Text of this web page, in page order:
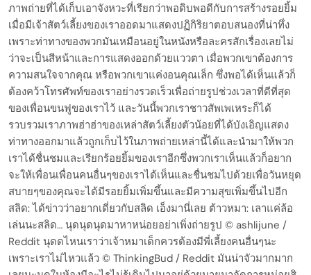
ภาพถ่ายที่ได้เก็บเอาจังหวะที่เรียกว่าพอดิบพอดีกับการสร้างรอยยิ้ม
เมื่อมีเจ้าสัตว์เลี้ยงของเราออดมาแสดงปฏิกิริยาตอบสนองที่น่าทึ่ง
เพราะท่าทางของพวกมันเหมือนอยู่ในหนังหรือละครสักเรื่องเลยไม่
ว่าจะเป็นสีหน้าและการแสดงออกด้วยแววตา เมื่อพวกเขาต้องการ
ความสนใจจากคุณ หรือพวกเขาแค่งอนคุณเล็ก ซึ่งพอได้เห็นแล้วก็
ต้องคว้าโทรศัพท์ของเราอย่างรวดเร็วเพื่อถ่ายรูปช่วงเวลาที่ดีที่สุด
ของเพื่อนขนฟูของเราไว้ และวันนี้พวกเราชาวสัพเพเหระก็ได้
รวบรวมเราภาพฮ่าฮ่าของเหล่าสัตว์เลี้ยงตัวน้อยที่ได้บังเอิญแสดง
ท่าทางออกมาแล้วถูกเก็บไว้ในภาพถ่ายเหล่านี้ได้และนำมาให้พวก
เราได้ชื่นชมและเรียกร้อยยิ้มของเราอีกซึ่งพวกเราเห็นแล้วก็อยาก
จะให้เพื่อนเพื่อนคนอื่นๆของเราได้เห็นและชื่นชมไปด้วยเพื่อวันหยุด
สบายๆของคุณจะได้มีรอยยิ้มเพิ่มขึ้นและมีความสุขเพิ่มขึ้นไปอีก
สลิด: ได้ข่าวว่าอยากเดี่ยวกับสลิด เอ็งมานี่เลย ต้าวหมา: เลาแค่ล้อ
เล่นนะสลิด… นุดนุดนุดมาหาหน่อยอย่าเพิ่งถ่ายรูป © ashlijune /
Reddit นุดดไหนเราว่าเจ้าหมาเด็กควรต้องมีพี่เลี้ยงคนอื่นๆนะ
เพราะเราไม่ไหวแล้ว © ThinkingBud / Reddit มันน่าจัวมากมาก